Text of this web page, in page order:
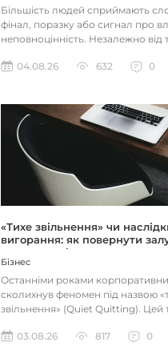
Більшість людей сприймають
фінал, поразку або сигнал про
неповноцінність. Незалежно
04.08.26
632 0
«Тихе звільнення» чи
вигорання: як повернути
через сенс і мету
Бізнес
Останніми роками
сколихнув феномен під назвою
звільнення» (Quiet Quitting). Цей
03.08.26
817 0